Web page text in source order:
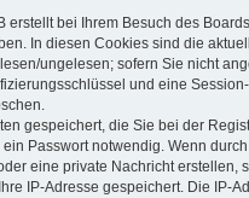
erstellt bei Ihrem Besuch des
In diesen Cookies sind die
ungelesen; sofern Sie nicht
und eine
gespeichert, die Sie bei der
Passwort notwendig. Wenn
eine private Nachricht
IP-Adresse gespeichert. Die IP-